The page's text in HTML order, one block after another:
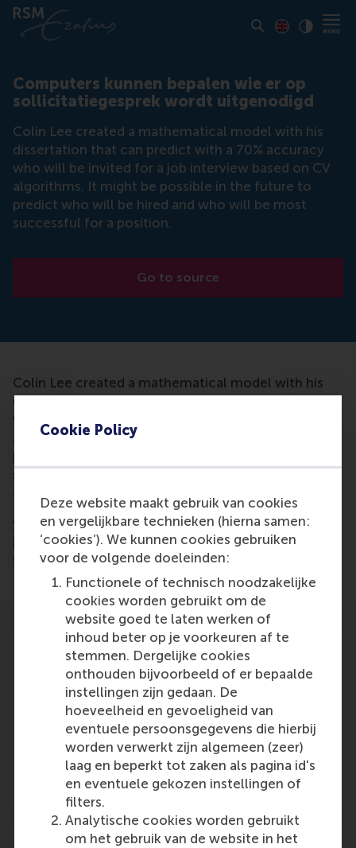
Cookie Policy
Deze website maakt gebruik van cookies
en vergelijkbare technieken (hierna samen:
‘cookies’). We kunnen cookies gebruiken
voor de volgende doeleinden:
Functionele of technisch noodzakelijke
cookies worden gebruikt om de
website goed te laten werken of
inhoud beter op je voorkeuren af te
stemmen. Dergelijke cookies
onthouden bijvoorbeeld of er bepaalde
instellingen zijn gedaan. De
hoeveelheid en gevoeligheid van
eventuele persoonsgegevens die hierbij
worden verwerkt zijn algemeen (zeer)
laag en beperkt tot zaken als pagina id's
en eventuele gekozen instellingen of
filters.
Analytische cookies worden gebruikt
om het gebruik van de website in het
Computers kunnen bepalen wie er op
sollicitatiegesprek wordt uitgenodigd
Colin Lee created a mathematical model with his
dissertation that can predict with a 70% accuracy
who will be invited for a job interview based on CV
algorithms. It might be possible in the future to
predict who will be hired and who will be most
successful for a position.
Go to source
Colin Lee created a mathematical model with his
dissertation that can predict with a 70% accuracy
who will be invited for a job interview based on CV
algorithms. It might be possible in the future to
predict who will be hired and who will be most
successful for a position.
This article was also mentioned in:
www.laatste-nieuws-online.eu/artikel/computers-
kunnen-bepalen-wie-er-op-sollicitatiegesprek-
wordt-uitgenodigd/1205068
Participants
Colin Lee
Role: Alumni
Reference type: Referenced